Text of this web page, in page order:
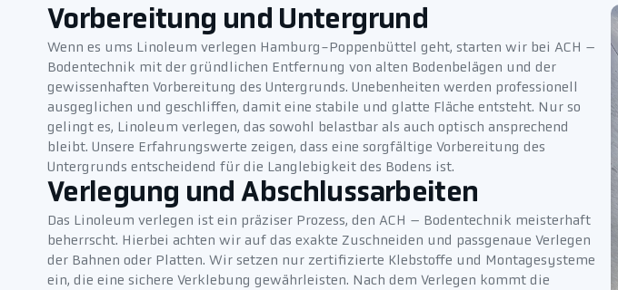
Vorbereitung und Untergrund
Wenn es ums Linoleum verlegen Hamburg-Poppenbüttel geht, starten wir bei ACH –
Bodentechnik mit der gründlichen Entfernung von alten Bodenbelägen und der
gewissenhaften Vorbereitung des Untergrunds. Unebenheiten werden professionell
ausgeglichen und geschliffen, damit eine stabile und glatte Fläche entsteht. Nur so
gelingt es, Linoleum verlegen, das sowohl belastbar als auch optisch ansprechend
bleibt. Unsere Erfahrungswerte zeigen, dass eine sorgfältige Vorbereitung des
Untergrunds entscheidend für die Langlebigkeit des Bodens ist.
Verlegung und Abschlussarbeiten
Das Linoleum verlegen ist ein präziser Prozess, den ACH – Bodentechnik meisterhaft
beherrscht. Hierbei achten wir auf das exakte Zuschneiden und passgenaue Verlegen
der Bahnen oder Platten. Wir setzen nur zertifizierte Klebstoffe und Montagesysteme
ein, die eine sichere Verklebung gewährleisten. Nach dem Verlegen kommt die